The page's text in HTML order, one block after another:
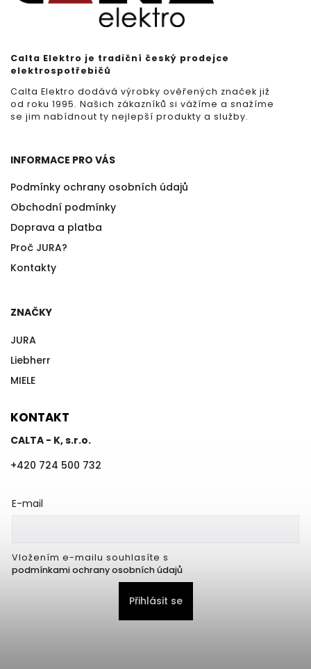
Calta Elektro je tradiční český prodejce
elektrospotřebičů
Calta Elektro dodává výrobky ověřených značek již
od roku 1995. Našich zákazníků si vážíme a snažíme
se jim nabídnout ty nejlepší produkty a služby.
INFORMACE PRO VÁS
Podmínky ochrany osobních údajů
Obchodní podmínky
Doprava a platba
Proč JURA?
Kontakty
ZNAČKY
JURA
Liebherr
MIELE
KONTAKT
CALTA - K, s.r.o.
+420 724 500 732
E-mail
Vložením e-mailu souhlasíte s
podmínkami ochrany osobních údajů
Přihlásit se